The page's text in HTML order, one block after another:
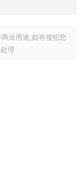
业用途,如有侵犯您
理